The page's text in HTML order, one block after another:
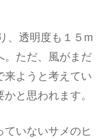
、透明度も１５m
。ただ、風がまだ
ようと考えてい
と思われます。
いないサメのヒ